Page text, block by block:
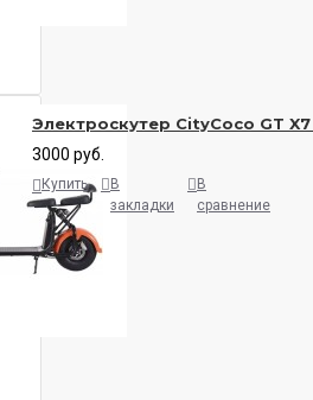
Дисковые
Электроскутер CityCoco GT
3000 руб.
Купить
В
закладки
В
сравнение